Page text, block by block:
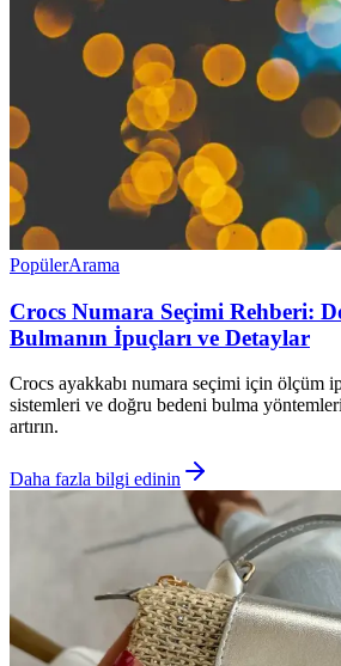
PopülerArama
Crocs Numara Seçimi Rehberi:
Bulmanın İpuçları ve Detaylar
Crocs ayakkabı numara seçimi için ölçüm
sistemleri ve doğru bedeni bulma
artırın.
Daha fazla bilgi edinin